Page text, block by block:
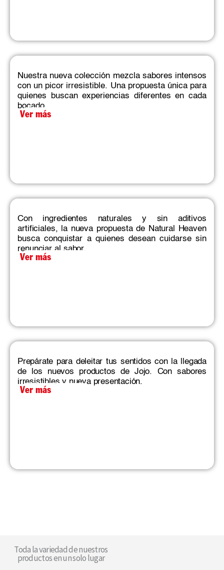
Nuestra nueva colección mezcla sabores intensos
con un picor irresistible. Una propuesta única para
quienes buscan experiencias diferentes en cada
bocado.​
Ver más
Con ingredientes naturales y sin aditivos
artificiales, la nueva propuesta de Natural Heaven
busca conquistar a quienes desean cuidarse sin
renunciar al sabor.
Ver más
Prepárate para deleitar tus sentidos con la llegada
de los nuevos productos de Jojo. Con sabores
irresistibles y nueva presentación.
Ver más
Toda la variedad de nuestros
productos en un solo lugar